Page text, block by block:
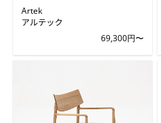
Artek
アルテック
69,300円〜